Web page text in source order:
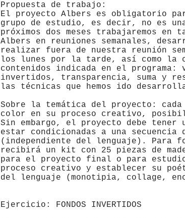
Propuesta de trabajo:
El proyecto Albers es obligatorio
grupo de estudio, es decir, no es
próximos dos meses trabajaremos
Albers en reuniones semanales,
realizar fuera de nuestra reunión
los lunes por la tarde, así como la
contenidos indicada en el
invertidos, transparencia, suma y
las técnicas que hemos ido
Sobre la temática del proyecto:
color en su proceso creativo,
Sin embargo, el proyecto debe
estar condicionadas a una
(independiente del lenguaje). Para
recibirá un kit con 25 piezas de
para el proyecto final o para
proceso creativo y establecer su
del lenguaje (monotipia, collage,
Ejercicio: FONDOS INVERTIDOS